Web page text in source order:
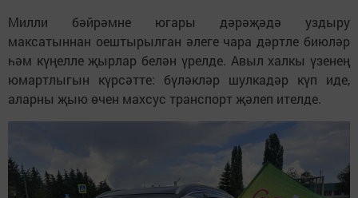
Милли бәйрәмне югары дәрәҗәдә уздыру
максатыннан оештырылган әлеге чара дәртле биюләр
һәм күңелле җырлар белән үрелде. Авыл халкы үзенең
юмартлыгын күрсәтте: бүләкләр шулкадәр күп иде,
аларны җыю өчен махсус транспорт җәлеп ителде.